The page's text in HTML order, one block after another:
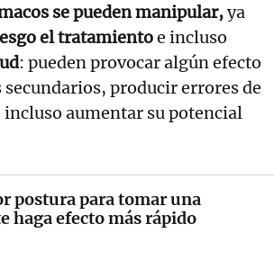
se pueden manipular,ya
el tratamientoe incluso
: pueden provocar algún efecto
producir errores de
aumentar su potencial
postura para tomar una
haga efecto más rápido